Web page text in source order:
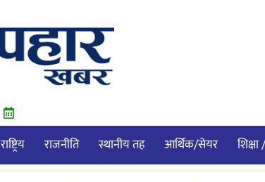
राष्ट्रिय राजनीति स्थानीय तह आर्थिक/सेयर शिक्षा